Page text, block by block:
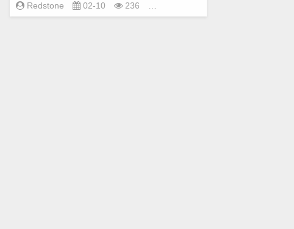
Redstone
02-10 236